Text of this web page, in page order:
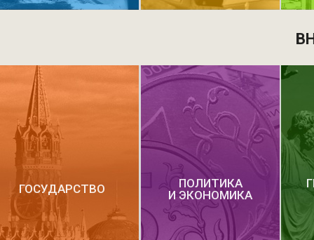
ГОСУДАРСТВО
ПОЛИТИКА
И ЭКОНОМИКА